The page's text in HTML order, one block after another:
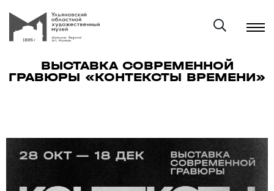
ВЫСТАВКА СОВРЕМЕННОЙ
ГРАВЮРЫ «КОНТЕКСТЫ ВРЕМЕНИ»